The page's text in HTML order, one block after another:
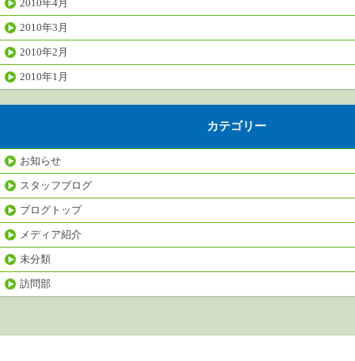
2010年4月
2010年3月
2010年2月
2010年1月
カテゴリー
お知らせ
スタッフブログ
ブログトップ
メディア紹介
未分類
訪問部